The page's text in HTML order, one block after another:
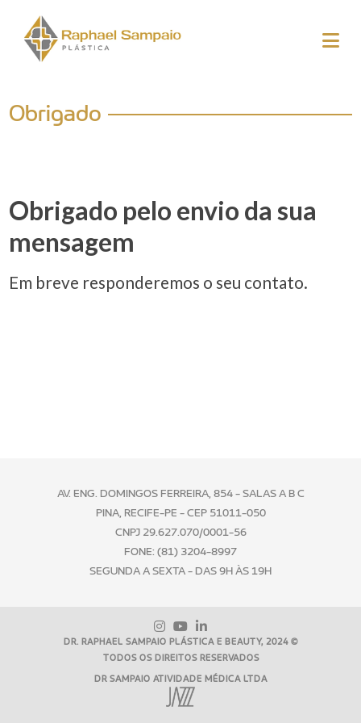
Obrigado
Obrigado pelo envio da sua
mensagem
Em breve responderemos o seu contato.
AV. ENG. DOMINGOS FERREIRA, 854 - SALAS A B C
PINA, RECIFE-PE - CEP 51011-050
CNPJ 29.627.070/0001-56
FONE: (81) 3204-8997
SEGUNDA A SEXTA - DAS 9H ÀS 19H
DR. RAPHAEL SAMPAIO PLÁSTICA E BEAUTY, 2024 ©
TODOS OS DIREITOS RESERVADOS
DR SAMPAIO ATIVIDADE MÉDICA LTDA